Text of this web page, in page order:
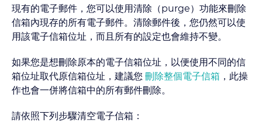
現有的電子郵件，您可以使用清除（purge）功能來刪除
信箱內現存的所有電子郵件。清除郵件後，您仍然可以使
用該電子信箱位址，而且所有的設定也會維持不變。
如果您是想刪除原本的電子信箱位址，以便使用不同的信
箱位址取代原信箱位址，建議您 刪除整個電子信箱 ，此操
作也會一併將信箱中的所有郵件刪除。
請依照下列步驟清空電子信箱：